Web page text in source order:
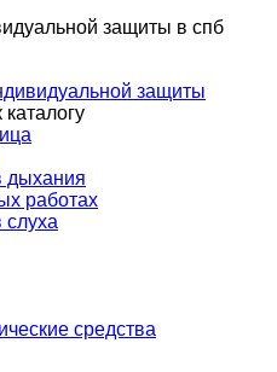
защиты
дыхания
работах
слуха
средства